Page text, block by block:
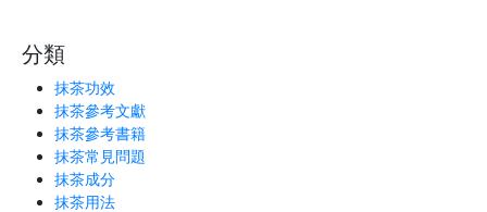
分類
抹茶功效
抹茶參考文獻
抹茶參考書籍
抹茶常見問題
抹茶成分
抹茶用法